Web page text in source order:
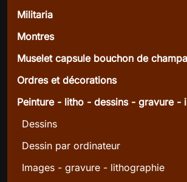
Militaria
Montres
Muselet capsule bouchon de
Ordres et décorations
Peinture - litho - dessins - gravure -
Dessins
Dessin par ordinateur
Images - gravure - lithographie